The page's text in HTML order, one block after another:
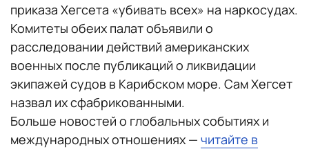
приказа Хегсета «убивать всех» на наркосудах.
Комитеты обеих палат объявили о
расследовании действий американских
военных после публикаций о ликвидации
экипажей судов в Карибском море. Сам Хегсет
назвал их сфабрикованными.
Больше новостей о глобальных событиях и
международных отношениях — читайте в